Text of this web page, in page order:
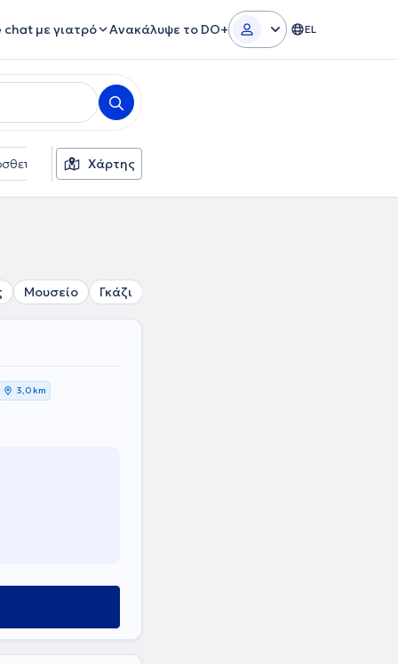
chat με γιατρό Ανακάλυψε το DO+ EL
φίλτρα Γλώσσες
Χάρτης
Μουσείο Γκάζι
3,0 km